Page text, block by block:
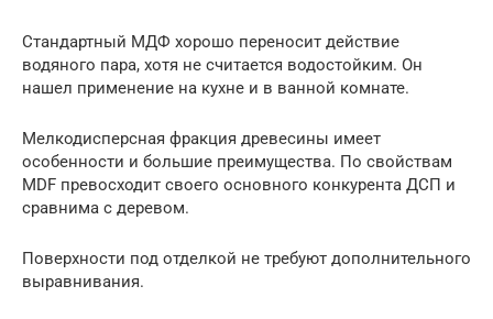
Стандартный МДФ хорошо переносит действие
водяного пара, хотя не считается водостойким. Он
нашел применение на кухне и в ванной комнате.
Мелкодисперсная фракция древесины имеет
особенности и большие преимущества. По свойствам
MDF превосходит своего основного конкурента ДСП и
сравнима с деревом.
Поверхности под отделкой не требуют дополнительного
выравнивания.